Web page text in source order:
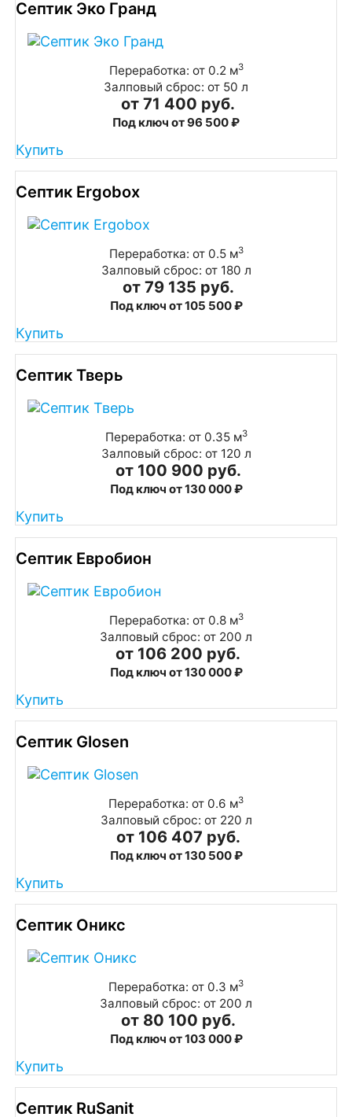
Септик Эко Гранд
Переработка: от 0.2 м3
Залповый сброс: от 50 л
от 71 400 руб.
Под ключ от 96 500 ₽
Купить
Септик Ergobox
Переработка: от 0.5 м3
Залповый сброс: от 180 л
от 79 135 руб.
Под ключ от 105 500 ₽
Купить
Септик Тверь
Переработка: от 0.35 м3
Залповый сброс: от 120 л
от 100 900 руб.
Под ключ от 130 000 ₽
Купить
Септик Евробион
Переработка: от 0.8 м3
Залповый сброс: от 200 л
от 106 200 руб.
Под ключ от 130 000 ₽
Купить
Септик Glosen
Переработка: от 0.6 м3
Залповый сброс: от 220 л
от 106 407 руб.
Под ключ от 130 500 ₽
Купить
Септик Оникс
Переработка: от 0.3 м3
Залповый сброс: от 200 л
от 80 100 руб.
Под ключ от 103 000 ₽
Купить
Септик RuSanit